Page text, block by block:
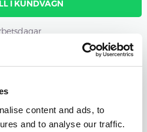
content and ads, to
and to analyse our traffic.
I KUNDVAGN
Antal nystan